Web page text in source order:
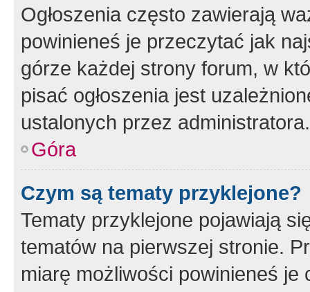
Ogłoszenia często zawierają
powinieneś je przeczytać jak
górze każdej strony forum, w
pisać ogłoszenia jest
ustalonych przez administratora.
Góra
Czym są tematy przyklejone?
Tematy przyklejone pojawiają
tematów na pierwszej stronie.
miarę możliwości powinieneś je